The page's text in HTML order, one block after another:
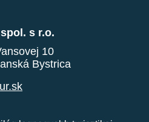
s r.o.
10
Bystrica